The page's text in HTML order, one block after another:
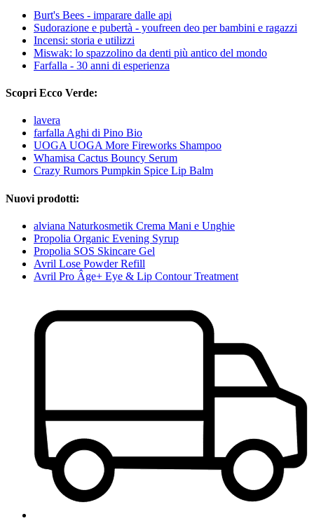
Burt's Bees - imparare dalle api
Sudorazione e pubertà - youfreen deo per bambini e ragazzi
Incensi: storia e utilizzi
Miswak: lo spazzolino da denti più antico del mondo
Farfalla - 30 anni di esperienza
Scopri Ecco Verde:
lavera
farfalla Aghi di Pino Bio
UOGA UOGA More Fireworks Shampoo
Whamisa Cactus Bouncy Serum
Crazy Rumors Pumpkin Spice Lip Balm
Nuovi prodotti:
alviana Naturkosmetik Crema Mani e Unghie
Propolia Organic Evening Syrup
Propolia SOS Skincare Gel
Avril Lose Powder Refill
Avril Pro Âge+ Eye & Lip Contour Treatment